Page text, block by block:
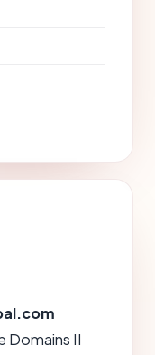
Domains II